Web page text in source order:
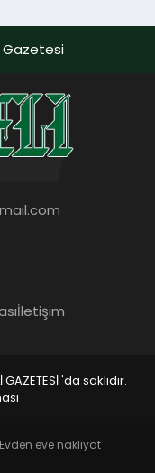
Gazetesi
İletişim
'da saklıdır.
Evden eve nakliyat